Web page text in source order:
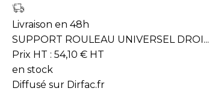
Livraison en 48h
SUPPORT ROULEAU UNIVERSEL DROI...
Prix HT : 54,10 € HT
en stock
Diffusé sur Dirfac.fr